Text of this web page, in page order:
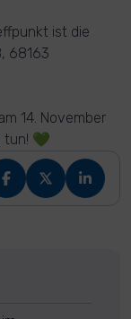
ist die
68163
14. November
tun! 💚